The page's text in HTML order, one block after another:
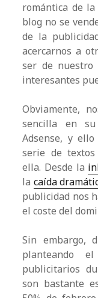
romántica de la
blog no se
de la
acercarnos a
ser de nuestro
interesantes
Obviamente,
sencilla en
Adsense, y
serie de
ella. Desde la
la caída
publicidad nos
el coste del
Sin embargo,
planteando
publicitarios
son bastante